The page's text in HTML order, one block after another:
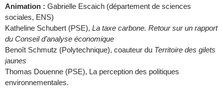
Animation : Gabrielle Escaich (département de sciences
sociales, ENS)
Katheline Schubert (PSE), La taxe carbone. Retour sur un rapport
du Conseil d’analyse économique
Benoît Schmutz (Polytechnique), coauteur du Territoire des gilets
jaunes
Thomas Douenne (PSE), La perception des politiques
environnementales.